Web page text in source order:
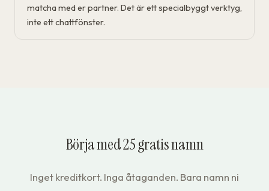
matcha med er partner. Det är ett specialbyggt verktyg,
inte ett chattfönster.
Börja med 25 gratis namn
Inget kreditkort. Inga åtaganden. Bara namn ni